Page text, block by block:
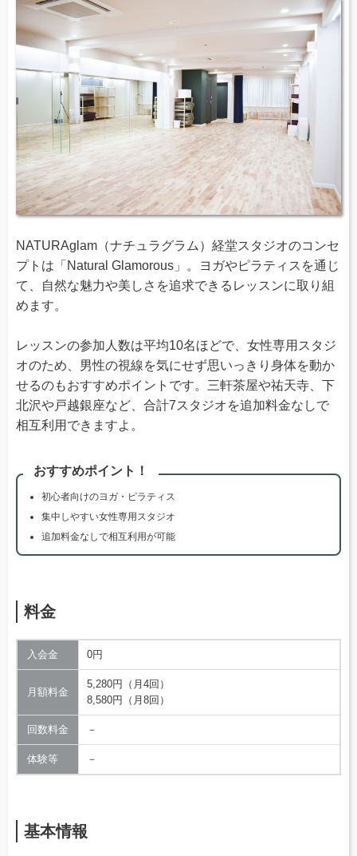
NATURAglam（ナチュラグラム）経堂スタジオのコンセ
プトは「Natural Glamorous」。ヨガやピラティスを通じ
て、自然な魅力や美しさを追求できるレッスンに取り組
めます。
レッスンの参加人数は平均10名ほどで、女性専用スタジ
オのため、男性の視線を気にせず思いっきり身体を動か
せるのもおすすめポイントです。三軒茶屋や祐天寺、下
北沢や戸越銀座など、合計7スタジオを追加料金なしで
相互利用できますよ。
おすすめポイント！
初心者向けのヨガ・ピラティス
集中しやすい女性専用スタジオ
追加料金なしで相互利用が可能
料金
入会金 0円
月額料金
5,280円（月4回）
8,580円（月8回）
回数料金 －
体験等 －
基本情報